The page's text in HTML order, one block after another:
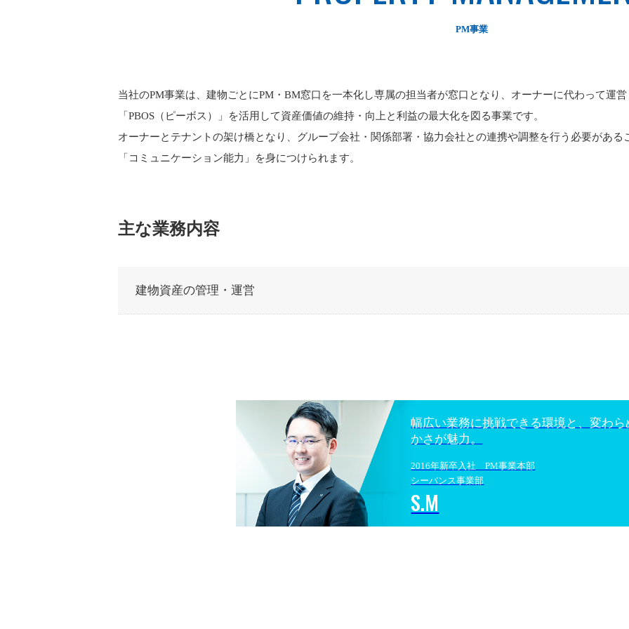
PM事業
当社のPM事業は、建物ごとにPM・BM窓口を一本化し専属の担当者が窓口となり、オーナーに代わって運
「PBOS（ピーボス）」を活用して資産価値の維持・向上と利益の最大化を図る事業です。
オーナーとテナントの架け橋となり、グループ会社・関係部署・協力会社との連携や調整を行う必要がある
「コミュニケーション能力」を身につけられます。
主な業務内容
建物資産の管理・運営
幅広い業務に挑戦できる環境と、変わら
かさが魅力。
2016年新卒入社 PM事業本部
シーバンス事業部
S.M